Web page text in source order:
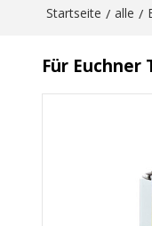
Startseite / alle /
Für Euchner